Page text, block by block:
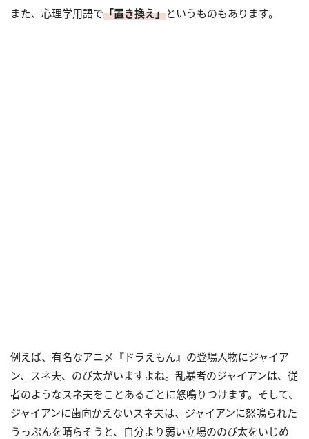
また、心理学用語で「置き換え」というものもあります。
例えば、有名なアニメ『ドラえもん』の登場人物にジャイア
ン、スネ夫、のび太がいますよね。乱暴者のジャイアンは、従
者のようなスネ夫をことあるごとに怒鳴りつけます。そして、
ジャイアンに歯向かえないスネ夫は、ジャイアンに怒鳴られた
うっぷんを晴らそうと、自分より弱い立場ののび太をいじめ